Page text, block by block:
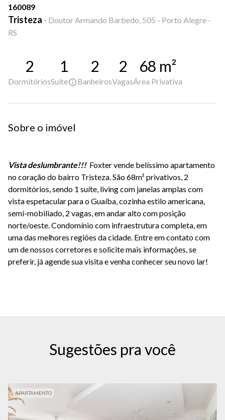
160089
Tristeza - Doutor Armando Barbedo, 505 - Porto Alegre -
RS
2
Dormitórios
1
Suíte
2
Banheiros
2
Vagas
68 m²
Área Privativa
Sobre o imóvel
Vista deslumbrante!!! Foxter vende belíssimo apartamento
no coração do bairro Tristeza. São 68m² privativos, 2
dormitórios, sendo 1 suíte, living com janelas amplas com
vista espetacular para o Guaíba, cozinha estilo americana,
semi-mobiliado, 2 vagas, em andar alto com posição
norte/oeste. Condomínio com infraestrutura completa, em
uma das melhores regiões da cidade. Entre em contato com
um de nossos corretores e solicite mais informações, se
preferir, já agende sua visita e venha conhecer seu novo lar!
Sugestões pra você
APARTAMENTO